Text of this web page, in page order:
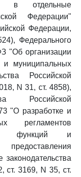
в отдельные
Федерации"
Федерации,
Федерального
"Об организации
и муниципальных
Российской
N 31, ст. 4858),
Российской
"О разработке и
регламентов
функций и
предоставления
законодательства
ст. 3169, N 35, ст.